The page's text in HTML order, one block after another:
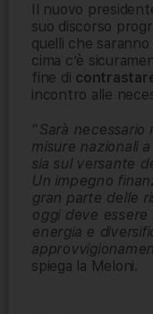
Il nuovo
suo discorso
quelli che
cima c’è
fine di
incontro alle
“ Sarà
misure nazionali
sia sul versante
Un impegno
gran parte delle
oggi deve
energia e
spiega la Meloni.